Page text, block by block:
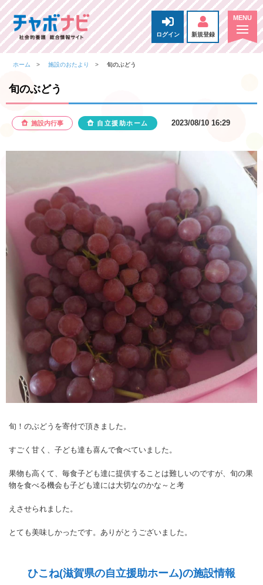
ログイン 新規登録
ホーム 施設のおたより 旬のぶどう
旬のぶどう
施設内行事 自立援助ホーム 2023/08/10 16:29
旬！のぶどうを寄付で頂きました。
すごく甘く、子ども達も喜んで食べていました。
果物も高くて、毎食子ども達に提供することは難しいのですが、旬の果
物を食べる機会も子ども達には大切なのかな～と考
えさせられました。
とても美味しかったです。ありがとうございました。
ひこね(滋賀県の自立援助ホーム)の施設情報